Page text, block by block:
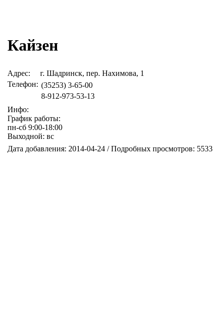
Кайзен
Адрес:
г. Шадринск, пер. Нахимова, 1
Телефон: (35253) 3-65-00
8-912-973-53-13
Инфо:
График работы:
пн-сб 9:00-18:00
Выходной: вс
Дата добавления: 2014-04-24 / Подробных просмотров: 5533